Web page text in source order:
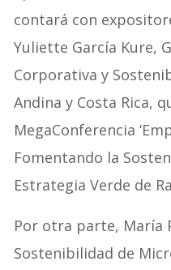
contará con
Yuliette García Kure,
Corporativa y
Andina y Costa Rica,
MegaConferencia
Fomentando la
Estrategia Verde de
Por otra parte, María
Sostenibilidad de